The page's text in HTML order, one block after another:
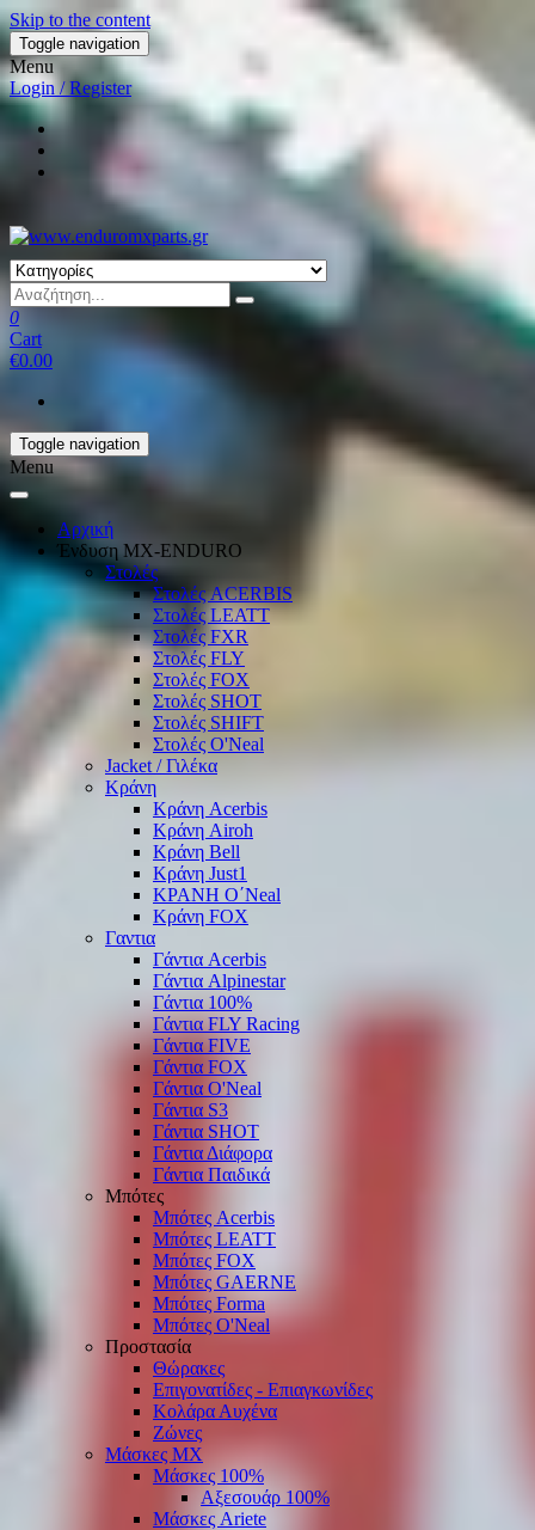
Skip to the content
Toggle navigation
Menu
Login / Register
0
Cart
€0.00
Toggle navigation
Menu
Αρχική
Ένδυση ΜΧ-ΕΝDURO
Στολές
Στολές ACERBIS
Στολές LEATT
Στολές FXR
Στολές FLY
Στολές FOX
Στολές SHOT
Στολές SHIFT
Στολές O'Neal
Jacket / Γιλέκα
Κράνη
Κράνη Acerbis
Κράνη Airoh
Κράνη Bell
Κράνη Just1
ΚΡΑΝΗ O΄Νeal
Κράνη FOX
Γαντια
Γάντια Acerbis
Γάντια Alpinestar
Γάντια 100%
Γάντια FLY Racing
Γάντια FIVE
Γάντια FOX
Γάντια O'Νeal
Γάντια S3
Γάντια SHOT
Γάντια Διάφορα
Γάντια Παιδικά
Μπότες
Μπότες Acerbis
Μπότες LEATT
Μπότες FOX
Μπότες GAERNE
Μπότες Forma
Μπότες O'Neal
Προστασία
Θώρακες
Επιγονατίδες - Επιαγκωνίδες
Κολάρα Αυχένα
Ζώνες
Μάσκες ΜΧ
Μάσκες 100%
Αξεσουάρ 100%
Μάσκες Ariete